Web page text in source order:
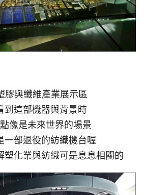
膠與纖維產業展示區
到這部機器與背景時
像是未來世界的場景
一部退役的紡織機台喔
塑化業與紡織可是息息相關的